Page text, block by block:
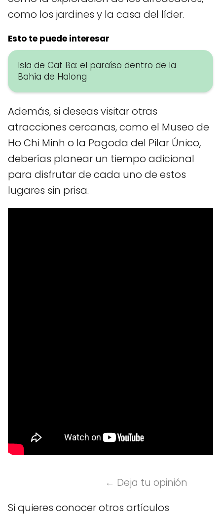
como los jardines y la casa del líder.
Esto te puede interesar
Isla de Cat Ba: el paraíso dentro de la
Bahía de Halong
Además, si deseas visitar otras
atracciones cercanas, como el Museo de
Ho Chi Minh o la Pagoda del Pilar Único,
deberías planear un tiempo adicional
para disfrutar de cada uno de estos
lugares sin prisa.
← Deja tu opinión
Si quieres conocer otros artículos